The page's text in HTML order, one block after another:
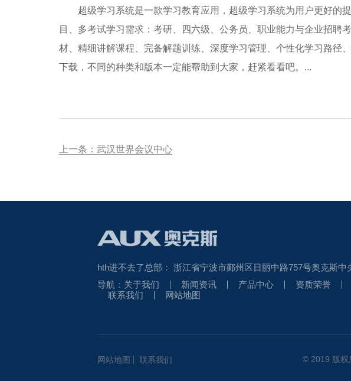
超级学习系统是一款学习教育应用，超级学习系统为用户更好的
目、多考试学习需求：考研、四六级、公务员、职业能力与企业招
材、精细讲解课程、完备解题训练、深度学习管理、个性化学习路径
下载，不同的种类和版本一定能帮助到大家，赶紧看看吧。...
上一条：武汉世界会议中心
hth进不去了总部： 浙江省宁波市鄞州区日丽中路757号奥克斯中
导航： 关于我们 新闻资讯 产品中心
资质荣誉
联系我们
网站地图
网站地图 联系我们 © 2019 版权